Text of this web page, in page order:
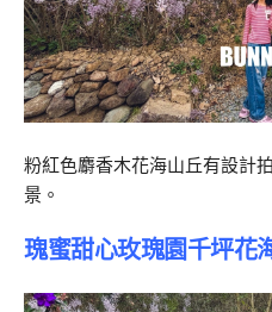
粉紅色麝香木花海山丘有設計
景。
瑰蜜甜心玫瑰園千坪花